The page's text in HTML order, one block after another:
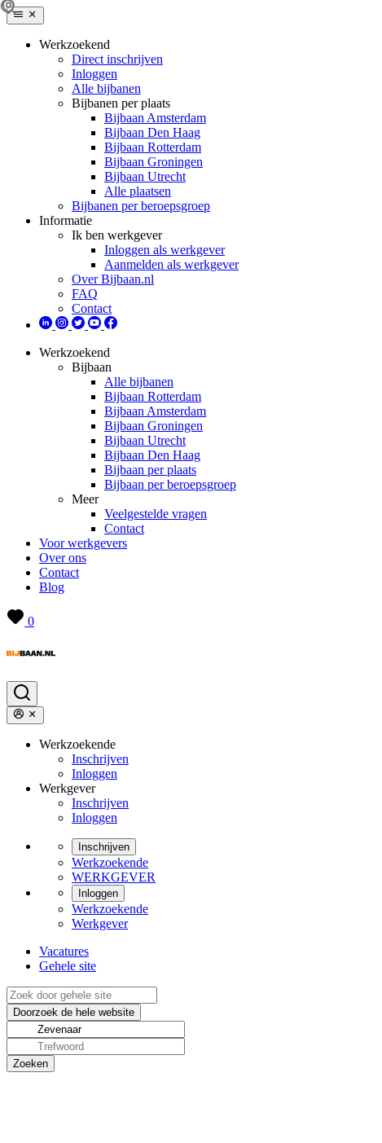
Werkzoekend
Direct inschrijven
Inloggen
Alle bijbanen
Bijbanen per plaats
Bijbaan Amsterdam
Bijbaan Den Haag
Bijbaan Rotterdam
Bijbaan Groningen
Bijbaan Utrecht
Alle plaatsen
Bijbanen per beroepsgroep
Informatie
Ik ben werkgever
Inloggen als werkgever
Aanmelden als werkgever
Over Bijbaan.nl
FAQ
Contact
Werkzoekend
Bijbaan
Alle bijbanen
Bijbaan Rotterdam
Bijbaan Amsterdam
Bijbaan Groningen
Bijbaan Utrecht
Bijbaan Den Haag
Bijbaan per plaats
Bijbaan per beroepsgroep
Meer
Veelgestelde vragen
Contact
Voor werkgevers
Over ons
Contact
Blog
0
Werkzoekende
Inschrijven
Inloggen
Werkgever
Inschrijven
Inloggen
Inschrijven
Werkzoekende
WERKGEVER
Inloggen
Werkzoekende
Werkgever
Vacatures
Gehele site